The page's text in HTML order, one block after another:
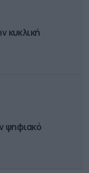
κυκλική
ψηφιακό